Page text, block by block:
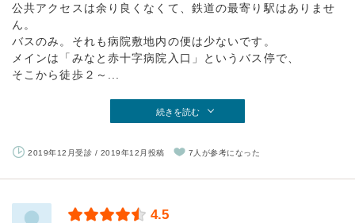
公共アクセスは余り良くなくて、鉄道の最寄り駅はありませ
ん。
バスのみ。それも病院敷地内の便は少ないです。
メインは「みなと赤十字病院入口」というバス停で、
そこから徒歩２～...
続きを読む
2019年12月受診 / 2019年12月投稿 7人が参考になった
4.5